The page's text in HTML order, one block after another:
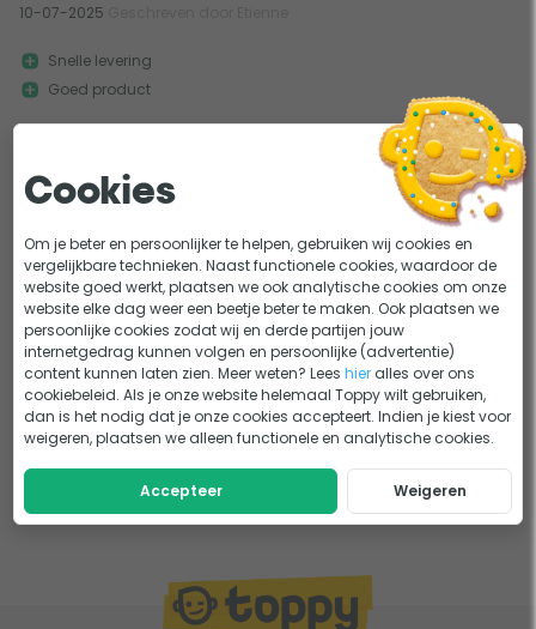
10-07-2025
Snel een lamp voor de vijver moeten kopen. Terecht gekomen bij
Meer
Snelle levering
Goed product
1
Cookies
Om je beter en persoonlijker te helpen, gebruiken wij cookies en
vergelijkbare technieken. Naast functionele cookies, waardoor de
website goed werkt, plaatsen we ook analytische cookies om onze
website elke dag weer een beetje beter te maken. Ook plaatsen we
persoonlijke cookies zodat wij en derde partijen jouw
internetgedrag kunnen volgen en persoonlijke (advertentie)
content kunnen laten zien. Meer weten? Leeshier alles over ons
cookiebeleid. Als je onze website helemaal Toppy wilt gebruiken,
dan is het nodig dat je onze cookies accepteert. Indien je kiest voor
weigeren, plaatsen we alleen functionele en analytische cookies.
Accepteer Weigeren